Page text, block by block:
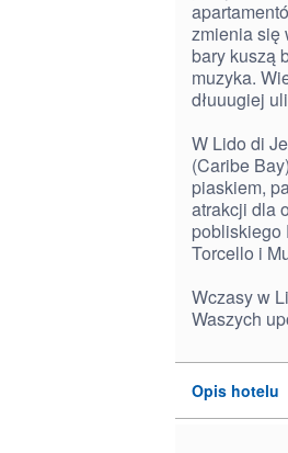
zmienia się
bary kuszą
muzyka.
dłuuugiej
W Lido di
(Caribe
piaskiem,
atrakcji dla
pobliskiego
Torcello i
Wczasy w
Waszych
Opis hotelu